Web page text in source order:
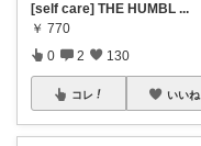
[self care] THE HUMBL ...
￥ 770
0 2 130
コレ いいね